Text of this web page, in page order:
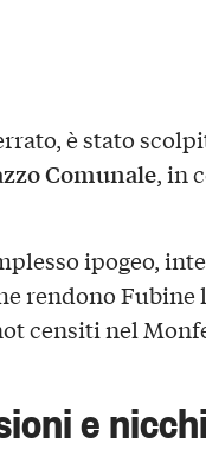
è stato
Comunale, in
ipogeo,
rendono Fubine
censiti nel
e